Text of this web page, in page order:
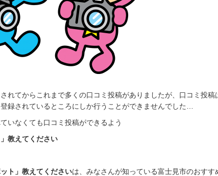
れてからこれまで多くの口コミ投稿がありましたが、口コミ投稿
録されているところにしか行うことができませんでした…
いなくても口コミ投稿ができるよう
教えてください
ト」教えてくださいは、みなさんが知っている富士見市のおすす